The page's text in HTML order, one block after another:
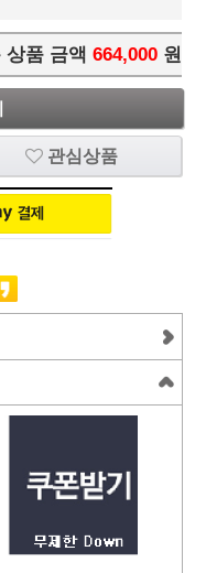
상품 금액 664,000 원
관심상품